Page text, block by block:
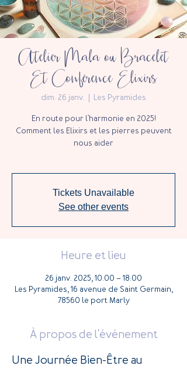
Atelier Mala ou Bracelet
Et Conférence Elixirs
dim. 26 janv.
  |
Les Pyramides
En route pour l'harmonie en 2025!
Comment les Elixirs et les pierres peuvent
nous aider
Tickets Unavailable
See other events
Heure et lieu
26 janv. 2025, 10:00 – 18:00
Les Pyramides, 16 avenue de Saint Germain,
78560 le port Marly
À propos de l'événement
Une Journée Bien-Être au